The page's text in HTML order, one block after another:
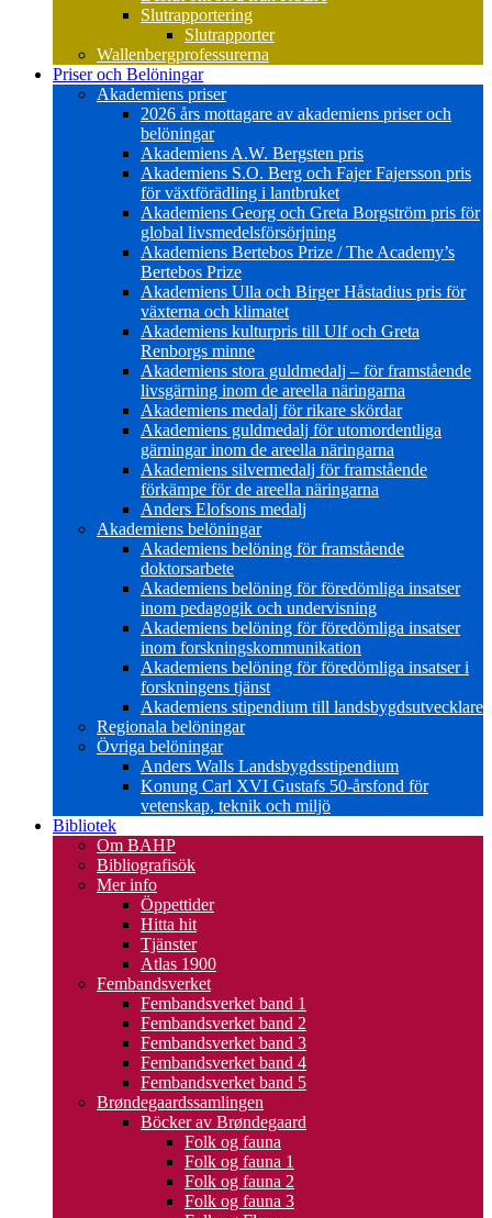
Slutrapportering
Slutrapporter
Wallenbergprofessurerna
Priser och Belöningar
Akademiens priser
2026 års mottagare av akademiens priser och
belöningar
Akademiens A.W. Bergsten pris
Akademiens S.O. Berg och Fajer Fajersson pris
för växtförädling i lantbruket
Akademiens Georg och Greta Borgström pris för
global livsmedelsförsörjning
Akademiens Bertebos Prize / The Academy’s
Bertebos Prize
Akademiens Ulla och Birger Håstadius pris för
växterna och klimatet
Akademiens kulturpris till Ulf och Greta
Renborgs minne
Akademiens stora guldmedalj – för framstående
livsgärning inom de areella näringarna
Akademiens medalj för rikare skördar
Akademiens guldmedalj för utomordentliga
gärningar inom de areella näringarna
Akademiens silvermedalj för framstående
förkämpe för de areella näringarna
Anders Elofsons medalj
Akademiens belöningar
Akademiens belöning för framstående
doktorsarbete
Akademiens belöning för föredömliga insatser
inom pedagogik och undervisning
Akademiens belöning för föredömliga insatser
inom forskningskommunikation
Akademiens belöning för föredömliga insatser i
forskningens tjänst
Akademiens stipendium till landsbygdsutvecklare
Regionala belöningar
Övriga belöningar
Anders Walls Landsbygdsstipendium
Konung Carl XVI Gustafs 50-årsfond för
vetenskap, teknik och miljö
Bibliotek
Om BAHP
Bibliografisök
Mer info
Öppettider
Hitta hit
Tjänster
Atlas 1900
Fembandsverket
Fembandsverket band 1
Fembandsverket band 2
Fembandsverket band 3
Fembandsverket band 4
Fembandsverket band 5
Brøndegaardssamlingen
Böcker av Brøndegaard
Folk og fauna
Folk og fauna 1
Folk og fauna 2
Folk og fauna 3